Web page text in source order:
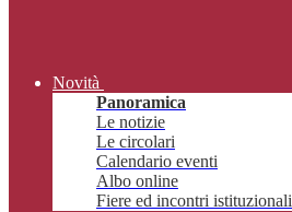
Novità
Panoramica
Le notizie
Le circolari
Calendario eventi
Albo online
Fiere ed incontri istituzionali